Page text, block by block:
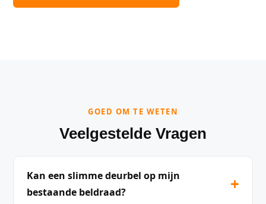
GOED OM TE WETEN
Veelgestelde Vragen
Kan een slimme deurbel op mijn
bestaande beldraad?
+